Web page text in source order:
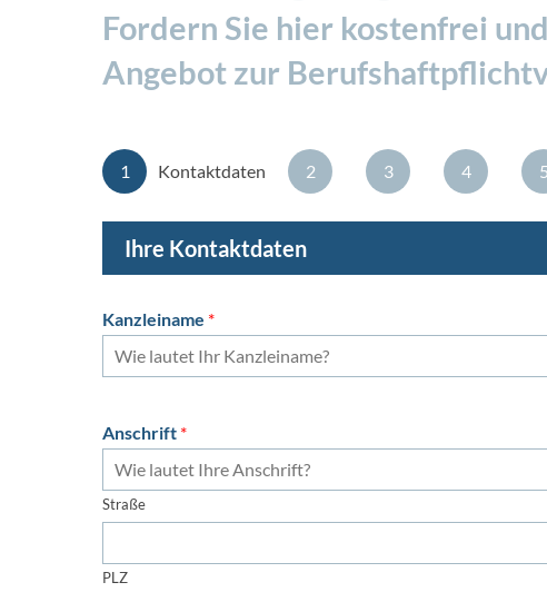
Fordern Sie hier kostenfrei
Angebot zur
1 Kontaktdaten 2 3 4 5
Ihre Kontaktdaten
Kanzleiname *
Anschrift *
Straße
PLZ